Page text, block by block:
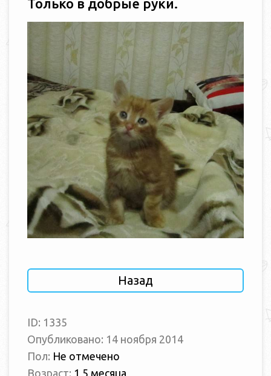
Только в добрые руки.
Назад
ID: 1335
Опубликовано: 14 ноября 2014
Пол: Не отмечено
Возраст: 1,5 месяца